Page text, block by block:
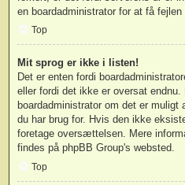
en boardadministrator for at få fejlen
Top
Mit sprog er ikke i listen!
Det er enten fordi
eller fordi det ikke er oversat
boardadministrator om det er
du har brug for. Hvis den ikke
foretage oversættelsen. Mere
findes på phpBB Group's websted.
Top